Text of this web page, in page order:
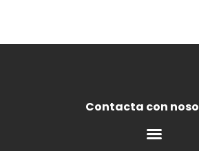
Contacta con